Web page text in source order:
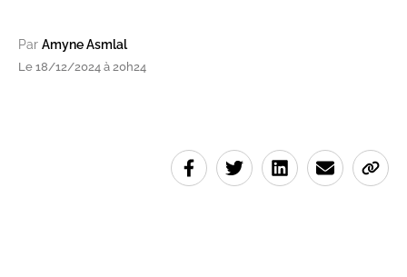
Par Amyne Asmlal
Le 18/12/2024 à 20h24